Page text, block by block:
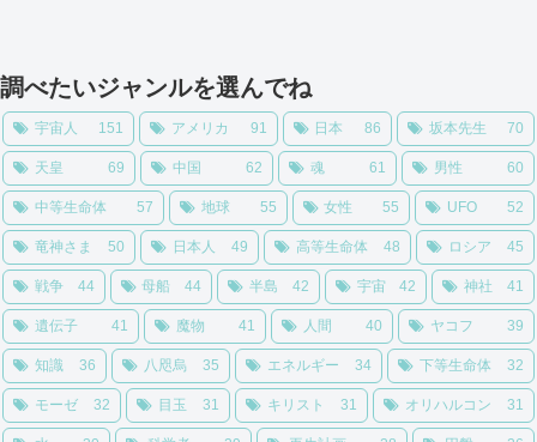
調べたいジャンルを選んでね
宇宙人 151 アメリカ 91 日本 86 坂本先生 70
天皇 69 中国 62 魂 61 男性 60
中等生命体 57 地球 55 女性 55 UFO 52
竜神さま 50 日本人 49 高等生命体 48 ロシア 45
戦争 44 母船 44 半島 42 宇宙 42 神社 41
遺伝子 41 魔物 41 人間 40 ヤコフ 39
知識 36 八咫烏 35 エネルギー 34 下等生命体 32
モーゼ 32 目玉 31 キリスト 31 オリハルコン 31